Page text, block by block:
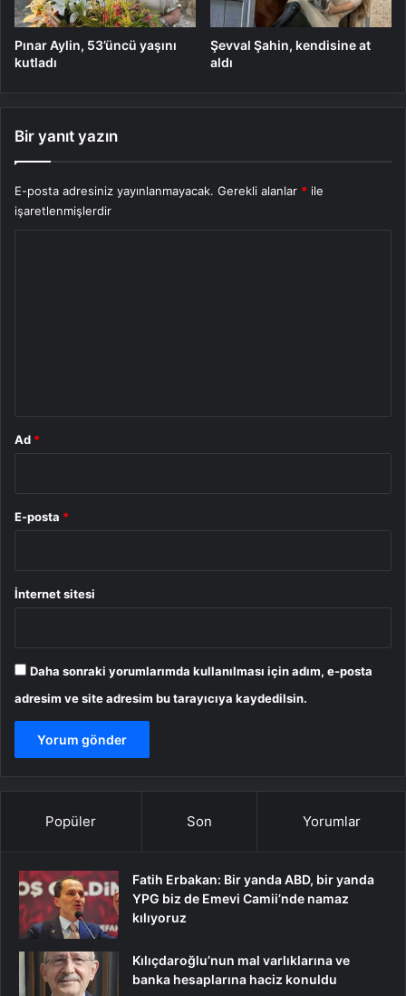
Pınar Aylin, 53’üncü yaşını
kutladı
Şevval Şahin, kendisine at
aldı
Bir yanıt yazın
E-posta adresiniz yayınlanmayacak. Gerekli alanlar * ile
işaretlenmişlerdir
Ad *
E-posta *
İnternet sitesi
Daha sonraki yorumlarımda kullanılması için adım, e-posta
adresim ve site adresim bu tarayıcıya kaydedilsin.
Popüler Son Yorumlar
Fatih Erbakan: Bir yanda ABD, bir yanda
YPG biz de Emevi Camii’nde namaz
kılıyoruz
Kılıçdaroğlu’nun mal varlıklarına ve
banka hesaplarına haciz konuldu